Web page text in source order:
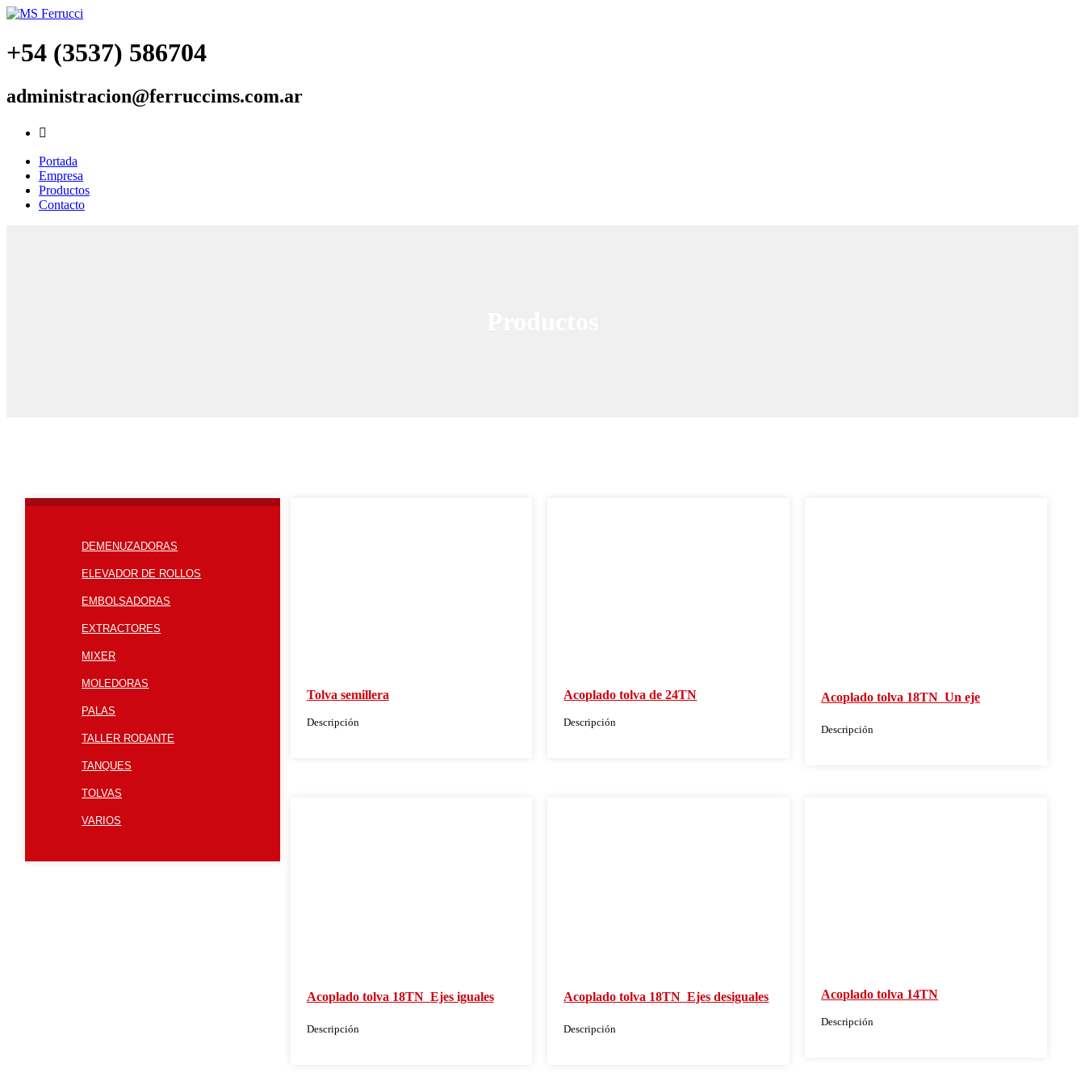
+54 (3537) 586704
administracion@ferruccims.com.ar

Portada
Empresa
Productos
Contacto
DEMENUZADORAS
ELEVADOR DE ROLLOS
EMBOLSADORAS
EXTRACTORES
MIXER
MOLEDORAS
PALAS
TALLER RODANTE
TANQUES
TOLVAS
VARIOS
Tolva semillera
Descripción
Acoplado tolva de 24TN
Descripción
Acoplado tolva 18TN  Un eje
Descripción
Acoplado tolva 18TN  Ejes iguales
Descripción
Acoplado tolva 18TN  Ejes desiguales
Descripción
Acoplado tolva 14TN
Descripción